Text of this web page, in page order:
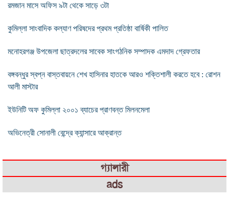
রমজান মাসে অফিস ৯টা থেকে সাড়ে ৩টা
কুমিল্লা সাংবাদিক কল্যাণ পরিষদের প্রথম প্রতিষ্ঠা বার্ষিকী পালিত
মনোহরগঞ্জ উপজেলা ছাত্রদলের সাবেক সাংগঠনিক সম্পাদক এমদাদ গ্রেফতার
বঙ্গবন্ধুর স্বপ্ন বাস্তবায়নে শেখ হাসিনার হাতকে আরও শক্তিশালী করতে হবে : রোশন
আলী মাস্টার
ইউনিটি অফ কুমিল্লা ২০০১ ব্যাচের প্রাণবন্ত মিলনমেলা
অভিনেত্রী সোনালী বেন্দ্রে ক্যান্সারে আক্রান্ত
গ্যালারী
ads